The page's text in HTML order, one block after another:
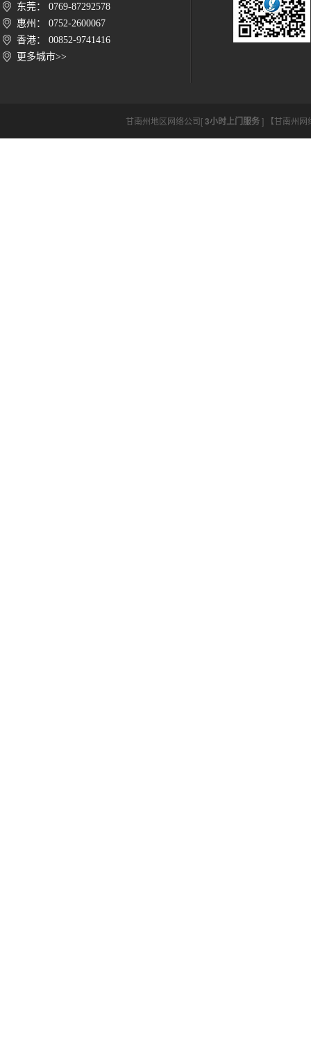
东莞： 0769-87292578
惠州： 0752-2600067
香港： 00852-9741416
更多城市>>
甘南州地区网络公司[3小时上门服务] 【甘南州